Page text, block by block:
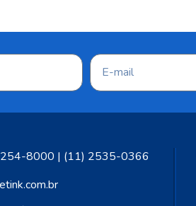
8000 | (11) 2535-0366